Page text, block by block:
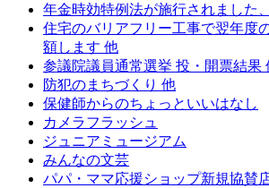
年金時効特例法が施行されました
住宅のバリアフリー工事で翌年度
額します 他
参議院議員通常選挙 投・開票結果
防犯のまちづくり 他
保健師からのちょっといいはなし
カメラフラッシュ
ジュニアミュージアム
みんなの文芸
パパ・ママ応援ショップ新規協賛